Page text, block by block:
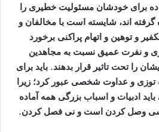
برای خودشان مسئولیت خطیری را
گرفته اند، شایسته است با مخالفان و
و توهین و اتهام پراکنی برخورد
و نفرت عمیق نسبت به مجاهدین
را تحت تاثیر قرار بدهند. باید برای
توزی و عداوت شخصی عبور کرد؛ زیرا
ادبیات و اسباب بزرگی همه آماده
وصل کردن است و نی فصل کردن.